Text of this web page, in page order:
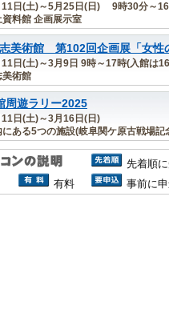
11日(土)～5月25日(日) 9時30分～
資料館 企画展示室
美術館 第102回企画展「女性
日(土)～3月9日 9時～17時(入館は
美術館
周遊ラリー2025
日(土)～3月16日(日)
にある5つの施設(岐阜関ケ原古戦場記
先着順
有料
事前に